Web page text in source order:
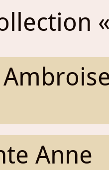
Anne